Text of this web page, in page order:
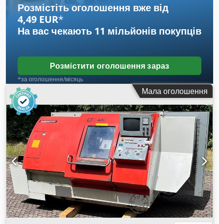
Розмістіть оголошення вже від
4,49 EUR*
На вас чекають 11 мільйонів покупців
Розмістити оголошення зараз
*за оголошення/місяць
Мала оголошення